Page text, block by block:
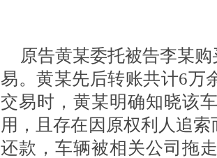
原告黄某委托被告李某
易。黄某先后转账共计6万
交易时，黄某明确知晓该
用，且存在因原权利人追
还款，车辆被相关公司拖